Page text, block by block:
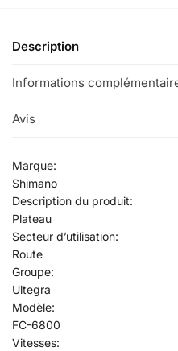
Description
Informations
Avis
Marque:
Shimano
Description du produit:
Plateau
Secteur d’utilisation:
Route
Groupe:
Ultegra
Modèle:
FC-6800
Vitesses: